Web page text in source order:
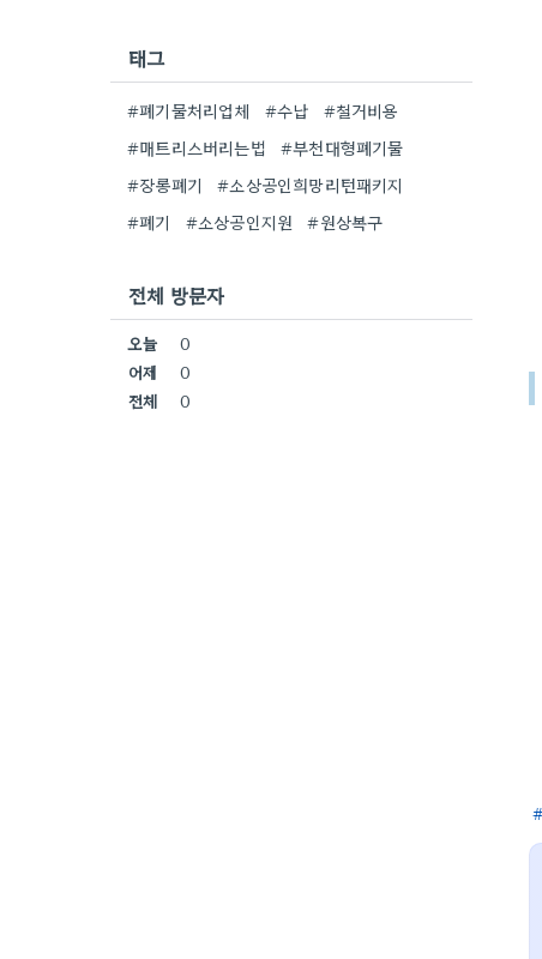
태그
#폐기물처리업체 #수납
#철거비용
#매트리스버리는법
#부천대형폐기물
#장롱폐기
#소상공인희망리턴패키지
#폐기
#소상공인지원 #원상복구
전체 방문자
오늘
0
어제
0
전체
0